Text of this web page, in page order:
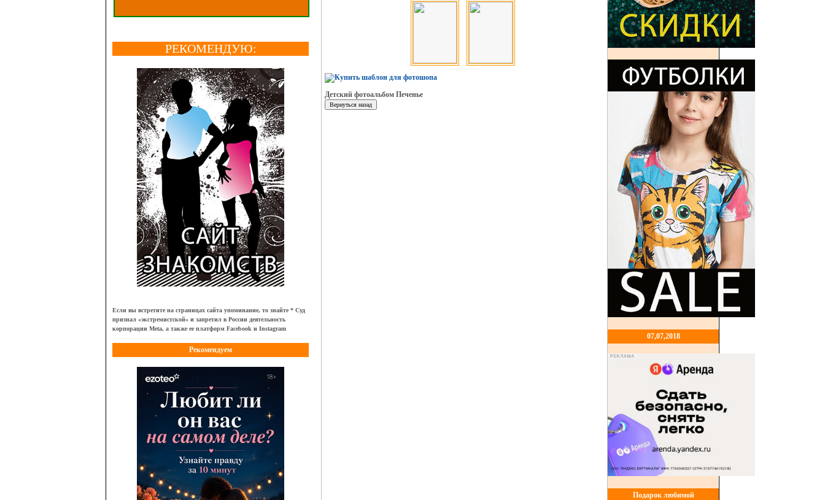
РЕКОМЕНДУЮ:
Если вы встретите на страницах сайта упоминание, то знайте * Суд
признал «экстремистской» и запретил в России деятельность
корпорации Meta, а также ее платформ Facebook и Instagram
Рекомендуем
Детский фотоальбом Печенье
07,07,2018
Подарок любимой